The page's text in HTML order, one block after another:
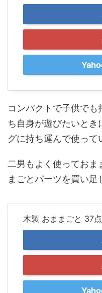
コンパクトで子供でも
ち自身が遊びたいとき
グに持ち運んで使って
二男もよく使っておま
まごとパーツを買い足
木製 おままごと 37